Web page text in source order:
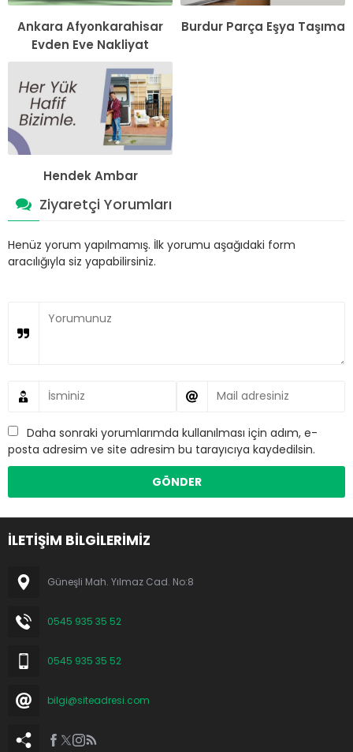
Ankara Afyonkarahisar
Evden Eve Nakliyat
Burdur Parça Eşya Taşıma
Hendek Ambar
Ziyaretçi Yorumları
Henüz yorum yapılmamış. İlk yorumu aşağıdaki form
aracılığıyla siz yapabilirsiniz.
Daha sonraki yorumlarımda kullanılması için adım, e-
posta adresim ve site adresim bu tarayıcıya kaydedilsin.
İLETİŞİM BİLGİLERİMİZ
Güneşli Mah. Yılmaz Cad. No:8
0545 935 35 52
0545 935 35 52
bilgi@siteadresi.com